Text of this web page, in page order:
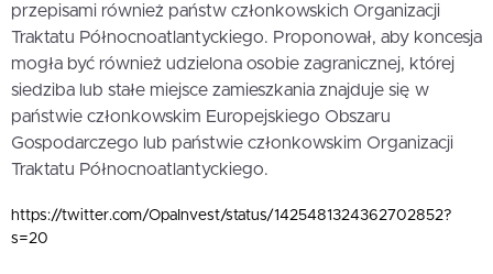
przepisami również państw członkowskich Organizacji
Traktatu Północnoatlantyckiego. Proponował, aby koncesja
mogła być również udzielona osobie zagranicznej, której
siedziba lub stałe miejsce zamieszkania znajduje się w
państwie członkowskim Europejskiego Obszaru
Gospodarczego lub państwie członkowskim Organizacji
Traktatu Północnoatlantyckiego.
https://twitter.com/OpaInvest/status/1425481324362702852?
s=20